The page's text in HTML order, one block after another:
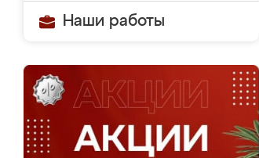
Наши работы